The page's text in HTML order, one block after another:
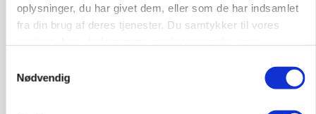
oplysninger, du har givet dem, eller som de har indsamlet
fra din brug af deres tjenester. Du samtykker til vores
Nødvendig
BUSINESS